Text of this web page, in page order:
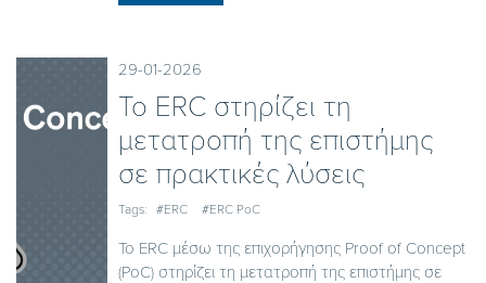
29-01-2026
Το ERC στηρίζει τη
μετατροπή της επιστήμης
σε πρακτικές λύσεις
Tags: #ERC #ERC PoC
Το ERC μέσω της επιχορήγησης Proof of Concept
(PoC) στηρίζει τη μετατροπή της επιστήμης σε